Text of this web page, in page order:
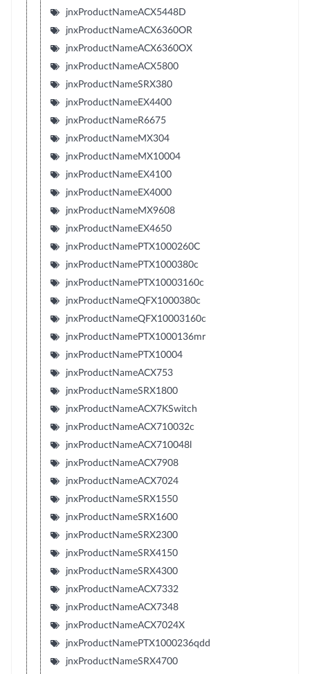
jnxProductNameACX5448D
jnxProductNameACX6360OR
jnxProductNameACX6360OX
jnxProductNameACX5800
jnxProductNameSRX380
jnxProductNameEX4400
jnxProductNameR6675
jnxProductNameMX304
jnxProductNameMX10004
jnxProductNameEX4100
jnxProductNameEX4000
jnxProductNameMX9608
jnxProductNameEX4650
jnxProductNamePTX1000260C
jnxProductNamePTX1000380c
jnxProductNamePTX10003160c
jnxProductNameQFX1000380c
jnxProductNameQFX10003160c
jnxProductNamePTX1000136mr
jnxProductNamePTX10004
jnxProductNameACX753
jnxProductNameSRX1800
jnxProductNameACX7KSwitch
jnxProductNameACX710032c
jnxProductNameACX710048l
jnxProductNameACX7908
jnxProductNameACX7024
jnxProductNameSRX1550
jnxProductNameSRX1600
jnxProductNameSRX2300
jnxProductNameSRX4150
jnxProductNameSRX4300
jnxProductNameACX7332
jnxProductNameACX7348
jnxProductNameACX7024X
jnxProductNamePTX1000236qdd
jnxProductNameSRX4700